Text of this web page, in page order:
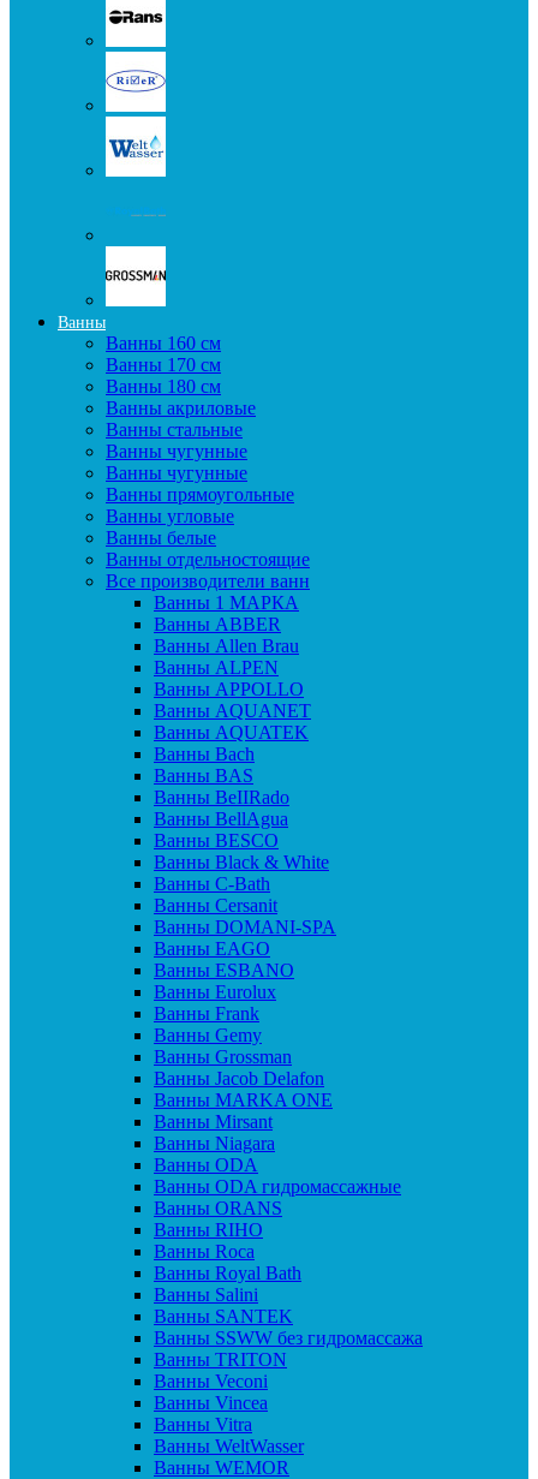
Ванны
Ванны 160 см
Ванны 170 см
Ванны 180 см
Ванны акриловые
Ванны стальные
Ванны чугунные
Ванны чугунные
Ванны прямоугольные
Ванны угловые
Ванны белые
Ванны отдельностоящие
Все производители ванн
Ванны 1 МАРКА
Ванны ABBER
Ванны Allen Brau
Ванны ALPEN
Ванны APPOLLO
Ванны AQUANET
Ванны AQUATEK
Ванны Bach
Ванны BAS
Ванны BeIIRado
Ванны BellAgua
Ванны BESCO
Ванны Black & White
Ванны C-Bath
Ванны Cersanit
Ванны DOMANI-SPA
Ванны EAGO
Ванны ESBANO
Ванны Eurolux
Ванны Frank
Ванны Gemy
Ванны Grossman
Ванны Jacob Delafon
Ванны MARKA ONE
Ванны Mirsant
Ванны Niagara
Ванны ODA
Ванны ODA гидромассажные
Ванны ORANS
Ванны RIHO
Ванны Roca
Ванны Royal Bath
Ванны Salini
Ванны SANTEK
Ванны SSWW без гидромассажа
Ванны TRITON
Ванны Veconi
Ванны Vincea
Ванны Vitra
Ванны WeltWasser
Ванны WEMOR